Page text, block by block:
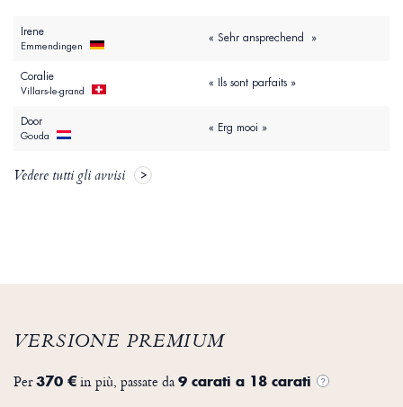
Irene
Emmendingen
« Sehr ansprechend »
Coralie
Villars-le-grand
« Ils sont parfaits »
Door
Gouda
« Erg mooi »
Vedere tutti gli avvisi
VERSIONE PREMIUM
Per370 €in più, passate da9 carati a 18 carati ?